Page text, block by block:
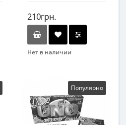
210грн.
Нет в наличии
Развивающие
Возраст
От 8 лет
Популярно